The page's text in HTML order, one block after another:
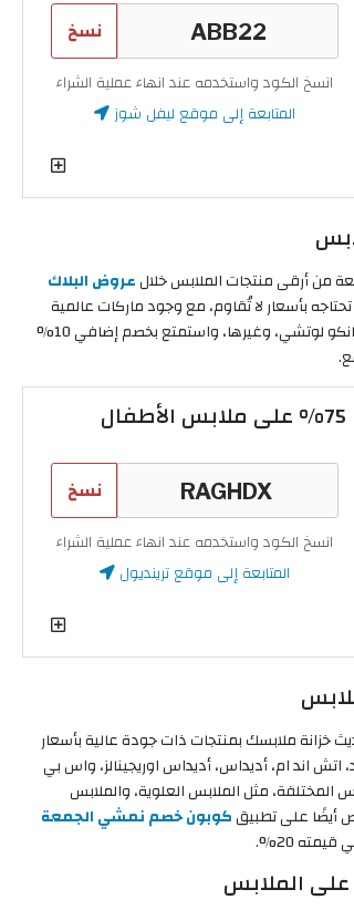
نسخ
انسخ الكود واستخدمه عند انهاء عملية الشراء
المتابعة إلى موقع ليفل شوز
عروض البلاك
بأسعار لا تُقاوم، مع وجود ماركات عالمية
ومحلية مشهورة مثل أداكس، أرمونيكا، أفا، بي جي كيه، ديفاكتو، بيانكو لوتشي، وغيرها، واستمتع بخصم إضافي 10%
نسخ
انسخ الكود واستخدمه عند انهاء عملية الشراء
المتابعة إلى موقع ترينديول
فرصة رائعة لتحديث خزانة ملابسك بمنتجات ذات جودة عالية بأسعار
اند ام، أديداس، أديداس اوريجينالز، واس بي
المختلفة، مثل الملابس العلوية، والملابس
كوبون خصم نمشي الجمعة
20%.
الملابس